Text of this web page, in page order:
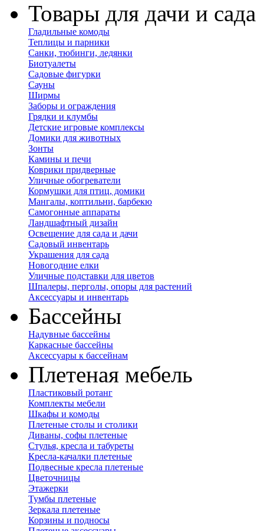
Товары для дачи и сада
Гладильные комоды
Теплицы и парники
Санки, тюбинги, ледянки
Биотуалеты
Садовые фигурки
Сауны
Ширмы
Заборы и ограждения
Грядки и клумбы
Детские игровые комплексы
Домики для животных
Зонты
Камины и печи
Коврики придверные
Уличные обогреватели
Кормушки для птиц, домики
Мангалы, коптильни, барбекю
Самогонные аппараты
Ландшафтный дизайн
Освещение для сада и дачи
Садовый инвентарь
Украшения для сада
Новогодние елки
Уличные подставки для цветов
Шпалеры, перголы, опоры для растений
Аксессуары и инвентарь
Бассейны
Надувные бассейны
Каркасные бассейны
Аксессуары к бассейнам
Плетеная мебель
Пластиковый ротанг
Комплекты мебели
Шкафы и комоды
Плетеные столы и столики
Диваны, софы плетеные
Стулья, кресла и табуреты
Кресла-качалки плетеные
Подвесные кресла плетеные
Цветочницы
Этажерки
Тумбы плетеные
Зеркала плетеные
Корзины и подносы